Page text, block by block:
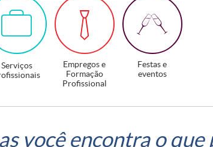
Serviços
Empregos e
Formação
Profissional
Festas e
eventos
você encontra o que